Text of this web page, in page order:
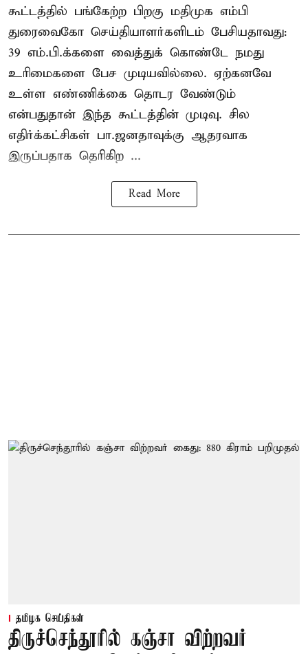
கூட்டத்தில் பங்கேற்ற பிறகு மதிமுக எம்பி
துரைவைகோ செய்தியாளர்களிடம் பேசியதாவது:
39 எம்.பி.க்களை வைத்துக் கொண்டே நமது
உரிமைகளை பேச முடியவில்லை. ஏற்கனவே
உள்ள எண்ணிக்கை தொடர வேண்டும்
என்பதுதான் இந்த கூட்டத்தின் முடிவு. சில
எதிர்க்கட்சிகள் பா.ஜனதாவுக்கு ஆதரவாக
இருப்பதாக தெரிகிற ...
Read More
தமிழக செய்திகள்
திருச்செந்தூரில் கஞ்சா விற்றவர்